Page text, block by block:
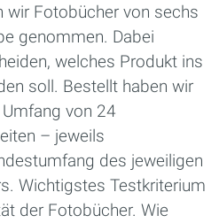
wir Fotobücher von sechs
genommen. Dabei
welches Produkt ins
soll. Bestellt haben wir
von 24
– jeweils
des jeweiligen
Wichtigstes Testkriterium
der Fotobücher. Wie